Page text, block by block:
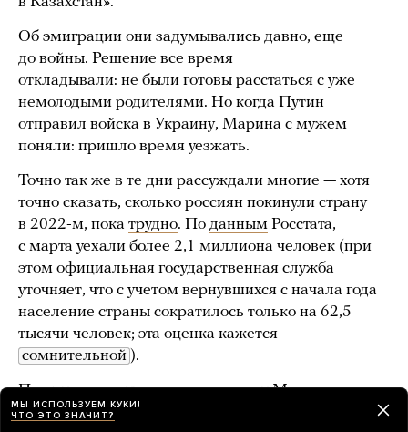
Об эмиграции они задумывались давно, еще
до войны. Решение все время
откладывали: не были готовы расстаться с уже
немолодыми родителями. Но когда Путин
отправил войска в Украину, Марина с мужем
поняли: пришло время уезжать.
Точно так же в те дни рассуждали многие — хотя
точно сказать, сколько россиян покинули страну
в 2022-м, пока трудно. По данным Росстата,
с марта уехали более 2,1 миллиона человек (при
этом официальная государственная служба
уточняет, что с учетом вернувшихся с начала года
население страны сократилось только на 62,5
тысячи человек; эта оценка кажется
сомнительной ).
Подготовка к отъезду, вспоминает Марина,
затянулась. Сначала пара хотела зарегистрировать
МЫ ИСПОЛЬЗУЕМ КУКИ!
ЧТО ЭТО ЗНАЧИТ?